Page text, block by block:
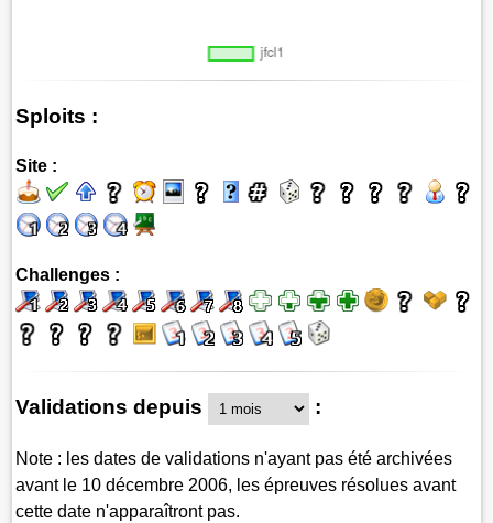
Sploits :
Site :
Challenges :
Validations depuis :
Note : les dates de validations n'ayant pas été archivées
avant le 10 décembre 2006, les épreuves résolues avant
cette date n'apparaîtront pas.